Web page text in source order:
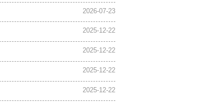
2026-07-23
2025-12-22
2025-12-22
2025-12-22
2025-12-22